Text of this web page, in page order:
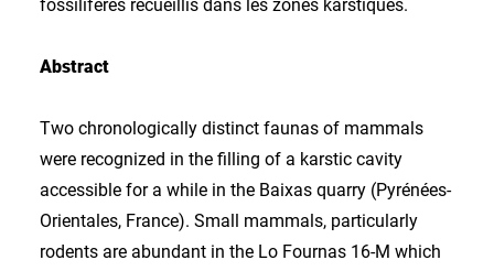
fossilifères recueillis dans les zones karstiques.
Abstract
Two chronologically distinct faunas of mammals
were recognized in the filling of a karstic cavity
accessible for a while in the Baixas quarry (Pyrénées-
Orientales, France). Small mammals, particularly
rodents are abundant in the Lo Fournas 16-M which